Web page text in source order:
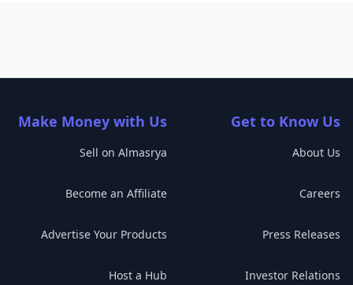
Get to Know Us
About Us
Careers
Press Releases
Investor Relations
Make Money with Us
Sell on Almasrya
Become an Affiliate
Advertise Your Products
Host a Hub